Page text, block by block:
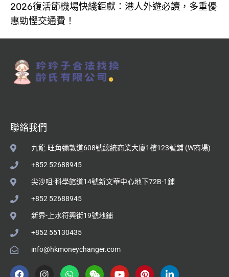
2026復活節機場快綫鉅獻：港人外遊必讀，多重優
惠勁慳交通費！
聯絡我們
九龍-旺角彌敦道608號總統商業大廈1樓123號鋪 (W商場)
+852 52688945
尖沙咀-科學館道14號新文華中心地下72B-1鋪
+852 52688945
新界-上水符興街19號地鋪
+852 55130435
info@hkmoneychanger.com